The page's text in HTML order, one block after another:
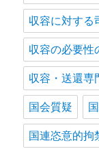
収容に対する
収容の必要性
収容・送還専
国会質疑
国連恣意的拘